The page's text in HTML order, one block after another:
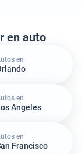
en auto
en
en
Angeles
en
Francisco